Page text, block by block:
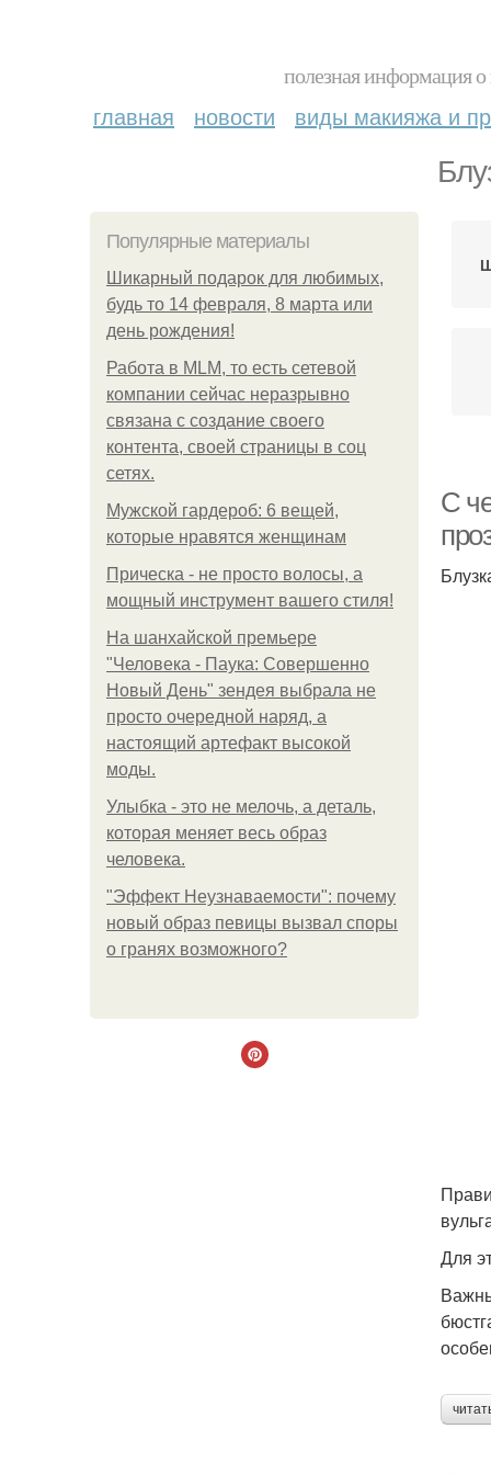
полезная информация
главная новости виды макияжа и
Популярные материалы
Шикарный подарок для любимых,
будь то 14 февраля, 8 марта или
день рождения!
Работа в MLM, то есть сетевой
компании сейчас неразрывно
связана с создание своего
контента, своей страницы в соц
сетях.
Мужской гардероб: 6 вещей,
которые нравятся женщинам
Прическа - не просто волосы, а
мощный инструмент вашего стиля!
На шанхайской премьере
"Человека - Паука: Совершенно
Новый День" зендея выбрала не
просто очередной наряд, а
настоящий артефакт высокой
моды.
Улыбка - это не мелочь, а деталь,
которая меняет весь образ
человека.
"Эффект Неузнаваемости": почему
новый образ певицы вызвал споры
о гранях возможного?
С
Для